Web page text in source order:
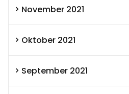
November 2021
Oktober 2021
September 2021